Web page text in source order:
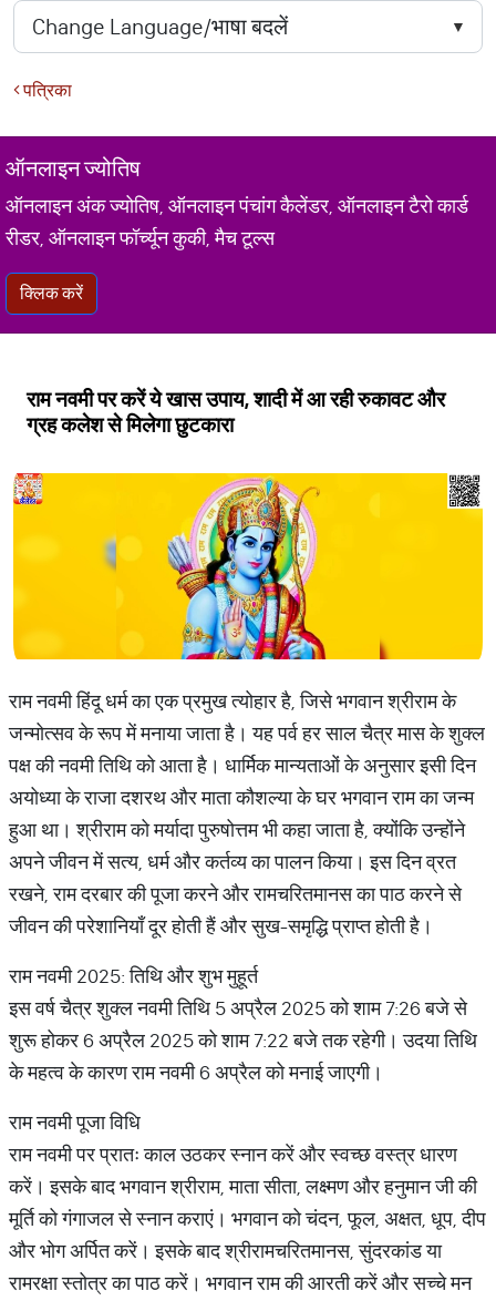
पत्रिका
ऑनलाइन ज्योतिष
ऑनलाइन अंक ज्योतिष, ऑनलाइन पंचांग कैलेंडर, ऑनलाइन टैरो कार्ड
रीडर, ऑनलाइन फॉर्च्यून कुकी, मैच टूल्स
क्लिक करें
राम नवमी पर करें ये खास उपाय, शादी में आ रही रुकावट और
ग्रह कलेश से मिलेगा छुटकारा
राम नवमी हिंदू धर्म का एक प्रमुख त्योहार है, जिसे भगवान श्रीराम के
जन्मोत्सव के रूप में मनाया जाता है। यह पर्व हर साल चैत्र मास के शुक्ल
पक्ष की नवमी तिथि को आता है। धार्मिक मान्यताओं के अनुसार इसी दिन
अयोध्या के राजा दशरथ और माता कौशल्या के घर भगवान राम का जन्म
हुआ था। श्रीराम को मर्यादा पुरुषोत्तम भी कहा जाता है, क्योंकि उन्होंने
अपने जीवन में सत्य, धर्म और कर्तव्य का पालन किया। इस दिन व्रत
रखने, राम दरबार की पूजा करने और रामचरितमानस का पाठ करने से
जीवन की परेशानियाँ दूर होती हैं और सुख-समृद्धि प्राप्त होती है।
राम नवमी 2025: तिथि और शुभ मुहूर्त
इस वर्ष चैत्र शुक्ल नवमी तिथि 5 अप्रैल 2025 को शाम 7:26 बजे से
शुरू होकर 6 अप्रैल 2025 को शाम 7:22 बजे तक रहेगी। उदया तिथि
के महत्व के कारण राम नवमी 6 अप्रैल को मनाई जाएगी।
राम नवमी पूजा विधि
राम नवमी पर प्रातः काल उठकर स्नान करें और स्वच्छ वस्त्र धारण
करें। इसके बाद भगवान श्रीराम, माता सीता, लक्ष्मण और हनुमान जी की
मूर्ति को गंगाजल से स्नान कराएं। भगवान को चंदन, फूल, अक्षत, धूप, दीप
और भोग अर्पित करें। इसके बाद श्रीरामचरितमानस, सुंदरकांड या
रामरक्षा स्तोत्र का पाठ करें। भगवान राम की आरती करें और सच्चे मन